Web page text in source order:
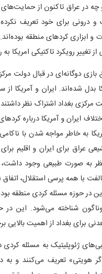
در عراق تاکنون از
و درونی برای خود تعریف
ابزاری کردهای منطقه
از تغییر رویکرد تاکتیکی امریکا
مرکزی بغداد اشتراک نظر
ایران و آمریکا درباره
به خاطر مواجه شدن با
عراق برای ایران و اقلیم
به صورت طبیعی وجود
با همه پرسی استقلال،
در حوزه مسئله کردی منطقه
شناخته می‌شود. این
برای بغداد از اهمیت بالایی
ژئوپلیتیک به مسئله
هویتی» تعریف می‌کنند و